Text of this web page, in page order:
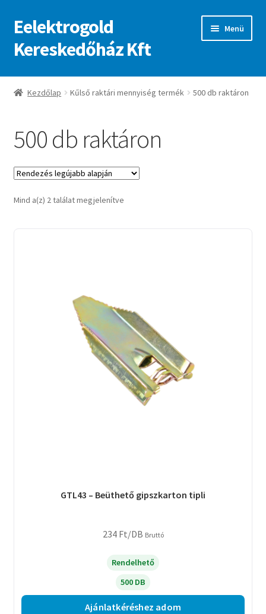
Ugrás
a
navigációhoz
Kilépés
a
tartalomba
Eelektrogold
Kereskedőház Kft
Menü
Kezdőlap
Adatvédelmi irányelvek
ajanlatkeres
Kezdőlap Kűlső raktári mennyiség termék 500 db raktáron
500 db raktáron
Mind a(z) 2 találat megjelenítveSorted
GTL43 – Beüthető gipszkarton tipli
234 Ft/DB Bruttó
Rendelhető
500 DB
Ajánlatkéréshez adom